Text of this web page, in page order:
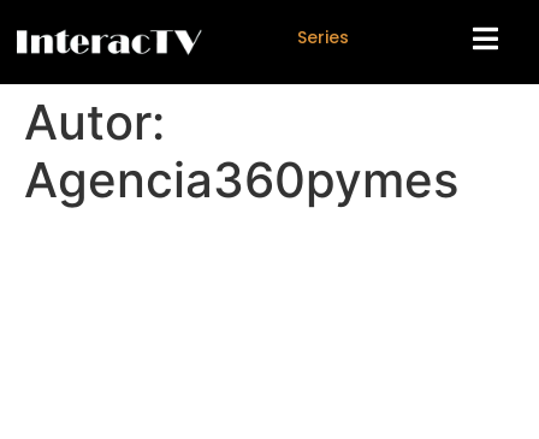
Series
Autor:
Agencia360pymes